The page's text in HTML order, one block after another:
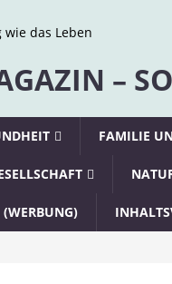
–
FAMILIE
(WERBUNG)